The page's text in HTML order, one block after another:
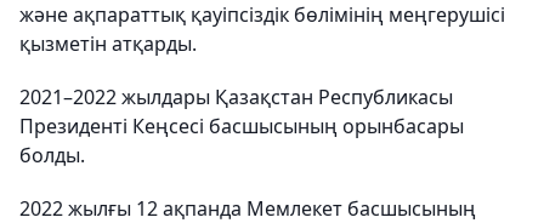
және ақпараттық қауіпсіздік бөлімінің меңгерушісі
қызметін атқарды.
2021–2022 жылдары Қазақстан Республикасы
Президенті Кеңсесі басшысының орынбасары
болды.
2022 жылғы 12 ақпанда Мемлекет басшысының